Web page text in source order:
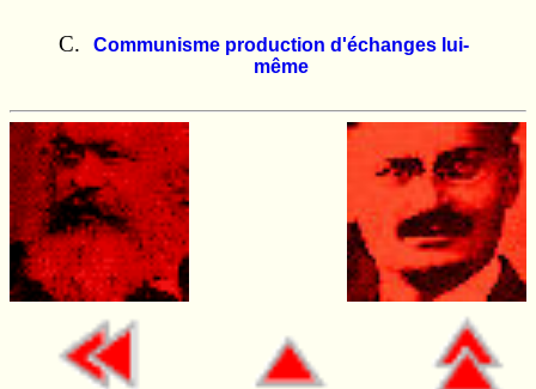
Communisme production d'échanges lui-
même